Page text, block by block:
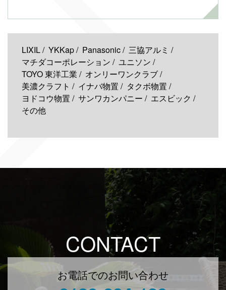
LIXIL YKKap Panasonic
三協アルミ
マチダコーポレーション
ユニソン
TOYO 東洋工業
オンリーワンクラブ
美濃クラフト
イナバ物置
タクボ物置
ヨドコウ物置
サンワカンパニー
エスビック
その他
CONTACT
お電話でのお問い合わせ